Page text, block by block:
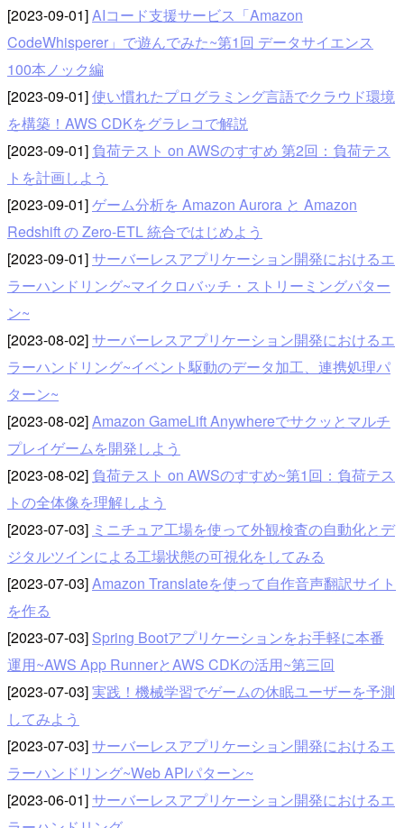
[2023-09-01]AIコード支援サービス「Amazon
CodeWhisperer」で遊んでみた~第1回 データサイエンス
100本ノック編
[2023-09-01]使い慣れたプログラミング言語でクラウド環境
を構築！AWS CDKをグラレコで解説
[2023-09-01] 負荷テスト on AWSのすすめ 第2回：負荷テス
トを計画しよう
[2023-09-01]ゲーム分析を Amazon Aurora と Amazon
Redshift の Zero-ETL 統合ではじめよう
[2023-09-01]サーバーレスアプリケーション開発におけるエ
ラーハンドリング~マイクロバッチ・ストリーミングパター
ン~
[2023-08-02]サーバーレスアプリケーション開発におけるエ
ラーハンドリング~イベント駆動のデータ加工、連携処理パ
ターン~
[2023-08-02]Amazon GameLift Anywhereでサクッとマルチ
プレイゲームを開発しよう
[2023-08-02] 負荷テスト on AWSのすすめ~第1回：負荷テス
トの全体像を理解しよう
[2023-07-03] ミニチュア工場を使って外観検査の自動化とデ
ジタルツインによる工場状態の可視化をしてみる
[2023-07-03]Amazon Translateを使って自作音声翻訳サイト
を作る
[2023-07-03] Spring Bootアプリケーションをお手軽に本番
運用~AWS App RunnerとAWS CDKの活用~第三回
[2023-07-03]実践！機械学習でゲームの休眠ユーザーを予測
してみよう
[2023-07-03]サーバーレスアプリケーション開発におけるエ
ラーハンドリング~Web APIパターン~
[2023-06-01]サーバーレスアプリケーション開発におけるエ